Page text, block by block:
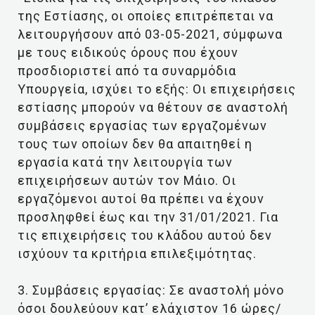
της Εστίασης, οι οποίες επιτρέπεται να
λειτουργήσουν από 03-05-2021, σύμφωνα
με τους ειδικούς όρους που έχουν
προσδιοριστεί από τα συναρμόδια
Υπουργεία, ισχύει το εξής: Οι επιχειρήσεις
εστίασης μπορούν να θέτουν σε αναστολή
συμβάσεις εργασίας των εργαζομένων
τους των οποίων δεν θα απαιτηθεί η
εργασία κατά την λειτουργία των
επιχειρήσεων αυτών τον Μάιο. Οι
εργαζόμενοι αυτοί θα πρέπει να έχουν
προσληφθεί έως και την 31/01/2021. Για
τις επιχειρήσεις του κλάδου αυτού δεν
ισχύουν τα κριτήρια επιλεξιμότητας.
3. Συμβάσεις εργασίας: Σε αναστολή μόνο
όσοι δουλεύουν κατ’ ελάχιστον 16 ώρες/